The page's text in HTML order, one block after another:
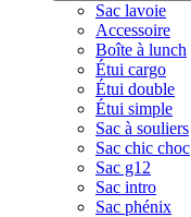
Sac lavoie
Accessoire
Boîte à lunch
Étui cargo
Étui double
Étui simple
Sac à souliers
Sac chic choc
Sac g12
Sac intro
Sac phénix